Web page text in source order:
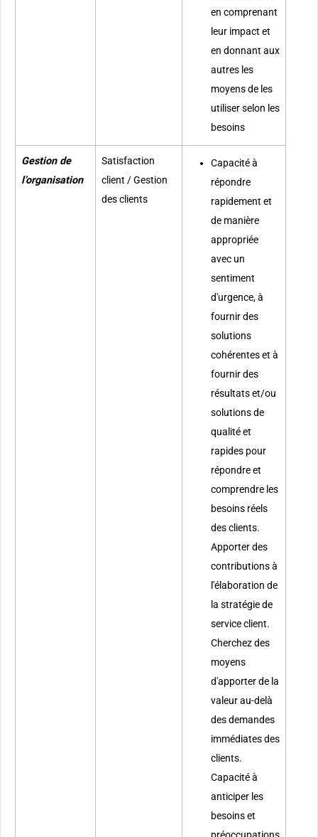
en comprenant
leur impact et
en donnant aux
autres les
moyens de les
utiliser selon les
besoins
Gestion de
l’organisation
Satisfaction
client / Gestion
des clients
Capacité à
répondre
rapidement et
de manière
appropriée
avec un
sentiment
d'urgence, à
fournir des
solutions
cohérentes et à
fournir des
résultats et/ou
solutions de
qualité et
rapides pour
répondre et
comprendre les
besoins réels
des clients.
Apporter des
contributions à
l'élaboration de
la stratégie de
service client.
Cherchez des
moyens
d'apporter de la
valeur au-delà
des demandes
immédiates des
clients.
Capacité à
anticiper les
besoins et